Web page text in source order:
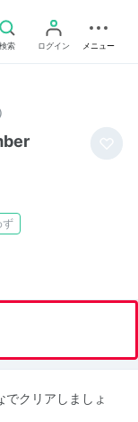
検索
ログイン メニュー
ず
クリアしましょ